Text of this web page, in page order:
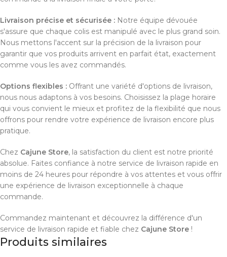
Livraison précise et sécurisée : Notre équipe dévouée
s'assure que chaque colis est manipulé avec le plus grand soin.
Nous mettons l'accent sur la précision de la livraison pour
garantir que vos produits arrivent en parfait état, exactement
comme vous les avez commandés.
Options flexibles : Offrant une variété d'options de livraison,
nous nous adaptons à vos besoins. Choisissez la plage horaire
qui vous convient le mieux et profitez de la flexibilité que nous
offrons pour rendre votre expérience de livraison encore plus
pratique.
Chez Cajune Store, la satisfaction du client est notre priorité
absolue. Faites confiance à notre service de livraison rapide en
moins de 24 heures pour répondre à vos attentes et vous offrir
une expérience de livraison exceptionnelle à chaque
commande.
Commandez maintenant et découvrez la différence d'un
service de livraison rapide et fiable chez Cajune Store !
Produits similaires